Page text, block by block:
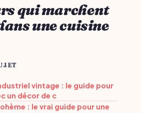
qui marchent
une cuisine
vintage : le guide pour
un décor de c
: le vrai guide pour une